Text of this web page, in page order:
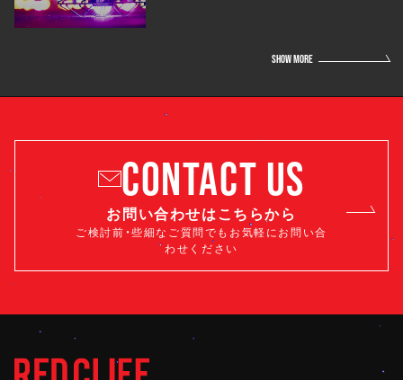
SHOW MORE
CONTACT US
お問い合わせはこちらから
ご検討前・些細なご質問でもお気軽にお問い合
わせください